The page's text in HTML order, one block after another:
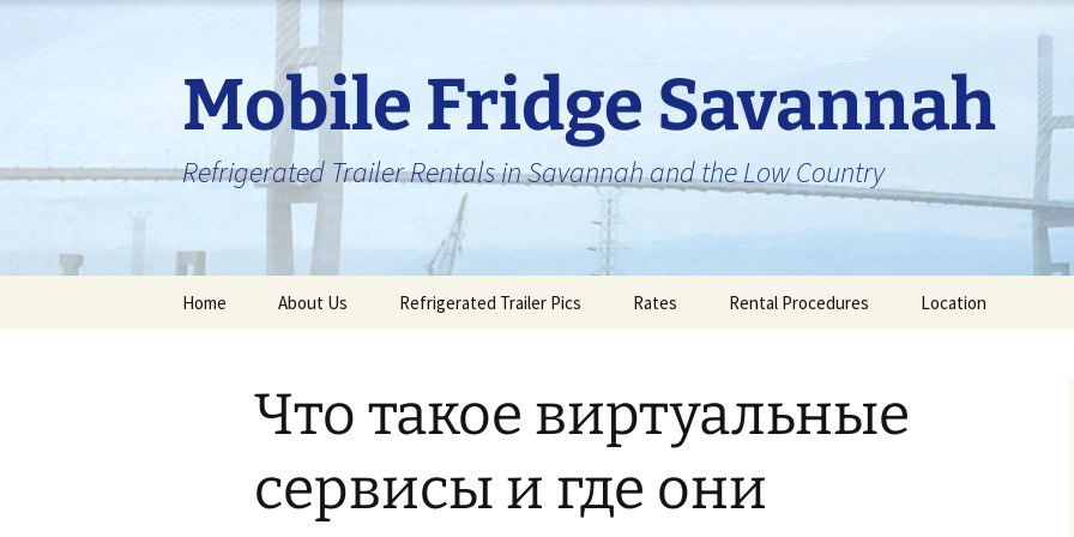
Mobile Fridge Savannah
Refrigerated Trailer Rentals in Savannah and the Low Country
Home About Us Refrigerated Trailer Pics Rates Rental Procedures Location
Что такое виртуальные
сервисы и где они